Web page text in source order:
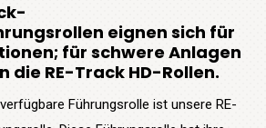
eignen sich für
für schwere Anlagen
die RE-Track HD-Rollen.
Führungsrolle ist unsere RE-